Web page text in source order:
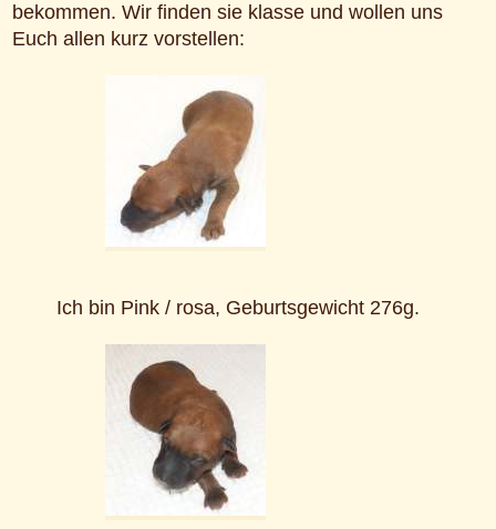
bekommen. Wir finden sie klasse und wollen uns
Euch allen kurz vorstellen:
Ich bin Pink / rosa, Geburtsgewicht 276g.